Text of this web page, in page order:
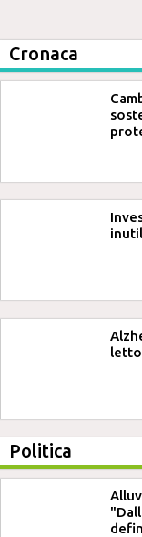
Cronaca
letto
Politica